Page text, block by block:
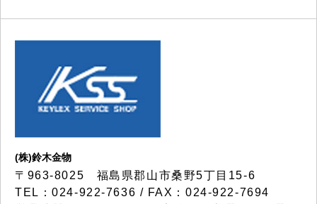
(株)鈴木金物
〒963-8025 福島県郡山市桑野5丁目15-6
TEL：024-922-7636 / FAX：024-922-7694